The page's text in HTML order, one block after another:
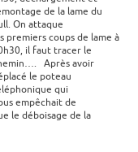
de la lame du
On attaque
premiers coups de lame à
il faut tracer le
Après avoir
le poteau
qui
empêchait de
le déboisage de la